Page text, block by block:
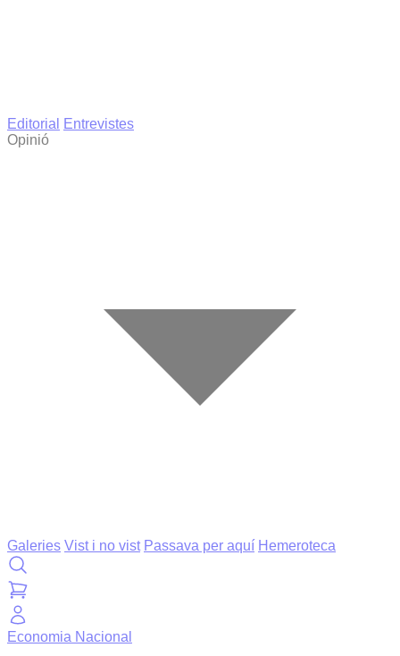
Editorial
Entrevistes
Opinió
Galeries Vist i no vist Passava per aquí Hemeroteca
Economia Nacional